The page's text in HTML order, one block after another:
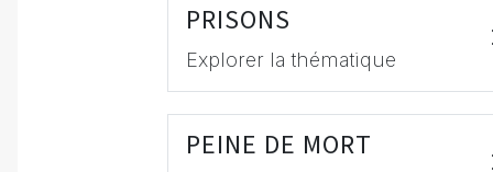
PRISONS
Explorer la thématique
PEINE DE MORT